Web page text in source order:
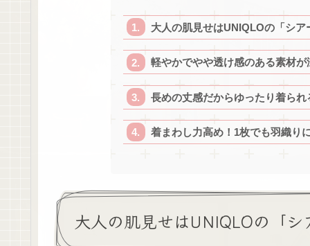
大人の肌見せはUNIQLOの「シア
軽やかでやや透け感のある素材
長めの丈感だからゆったり着られ
着まわし力高め！1枚でも羽織り
大人の肌見せはUNIQLOの「